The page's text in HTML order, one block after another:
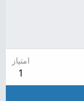
امتیاز
1